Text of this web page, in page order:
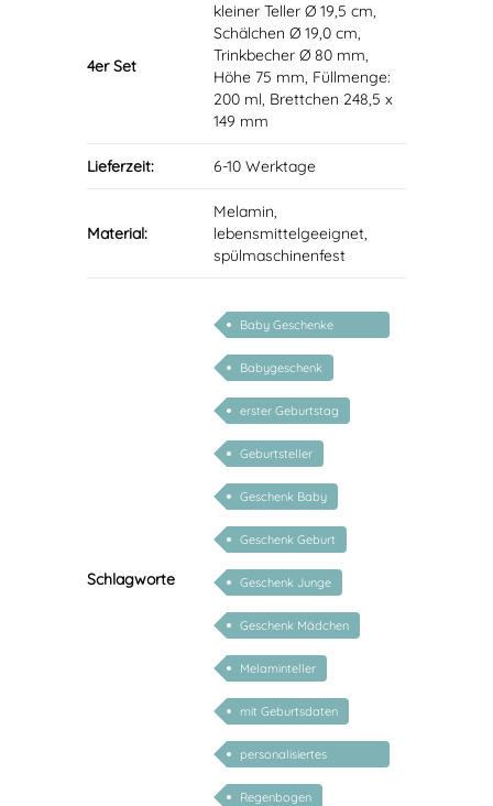
4er Set
kleiner Teller Ø 19,5 cm,
Schälchen Ø 19,0 cm,
Trinkbecher Ø 80 mm,
Höhe 75 mm, Füllmenge:
200 ml, Brettchen 248,5 x
149 mm
Lieferzeit: 6-10 Werktage
Material:
Melamin,
lebensmittelgeeignet,
spülmaschinenfest
Schlagworte
Baby Geschenke
personalisierbar
Babygeschenk
erster Geburtstag
Geburtsteller
Geschenk Baby
Geschenk Geburt
Geschenk Junge
Geschenk Mädchen
Melaminteller
mit Geburtsdaten
personalisiertes
Geschenk Baby
Regenbogen